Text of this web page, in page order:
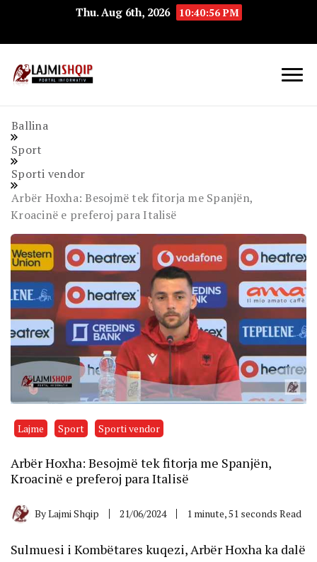
Thu. Aug 6th, 2026 10:40:56 PM
Ballina
Sport
Sporti vendor
Arbër Hoxha: Besojmë tek fitorja me Spanjën,
Kroacinë e preferoj para Italisë
Lajme Sport Sporti vendor
Arbër Hoxha: Besojmë tek fitorja me Spanjën,
Kroacinë e preferoj para Italisë
ByLajmi Shqip 21/06/2024 1 minute, 51 seconds Read
Sulmuesi i Kombëtares kuqezi, Arbër Hoxha ka dalë